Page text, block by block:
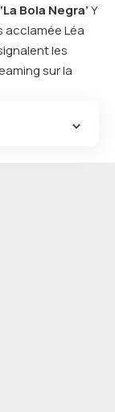
‘La Bola Negra’Y
acclamée Léa
les
sur la